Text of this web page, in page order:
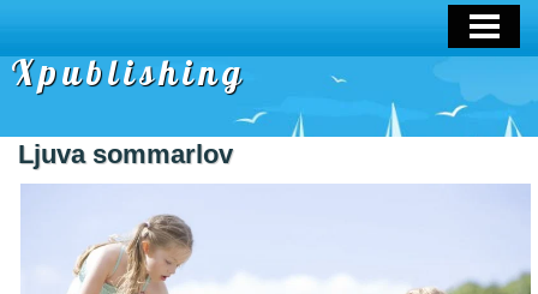
Xpublishing
Ljuva sommarlov